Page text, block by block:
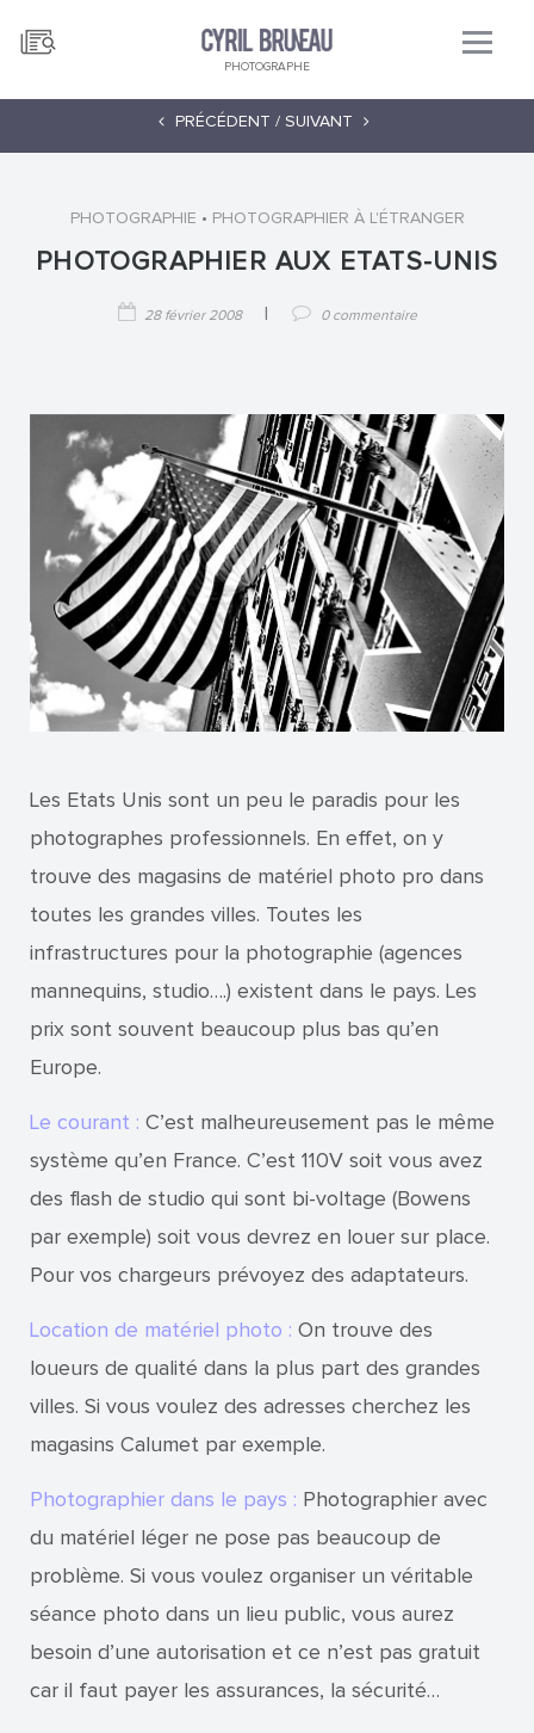
PHOTOGRAPHE
PRÉCÉDENT / SUIVANT
PHOTOGRAPHIE • PHOTOGRAPHIER À L'ÉTRANGER
PHOTOGRAPHIER AUX ETATS-UNIS
28 février 2008 0 commentaire
Les Etats Unis sont un peu le paradis pour les
photographes professionnels. En effet, on y
trouve des magasins de matériel photo pro dans
toutes les grandes villes. Toutes les
infrastructures pour la photographie (agences
mannequins, studio….) existent dans le pays. Les
prix sont souvent beaucoup plus bas qu’en
Europe.
Le courant : C’est malheureusement pas le même
système qu’en France. C’est 110V soit vous avez
des flash de studio qui sont bi-voltage (Bowens
par exemple) soit vous devrez en louer sur place.
Pour vos chargeurs prévoyez des adaptateurs.
Location de matériel photo : On trouve des
loueurs de qualité dans la plus part des grandes
villes. Si vous voulez des adresses cherchez les
magasins Calumet par exemple.
Photographier dans le pays : Photographier avec
du matériel léger ne pose pas beaucoup de
problème. Si vous voulez organiser un véritable
séance photo dans un lieu public, vous aurez
besoin d’une autorisation et ce n’est pas gratuit
car il faut payer les assurances, la sécurité…